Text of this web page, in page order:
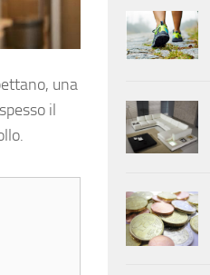
una
il